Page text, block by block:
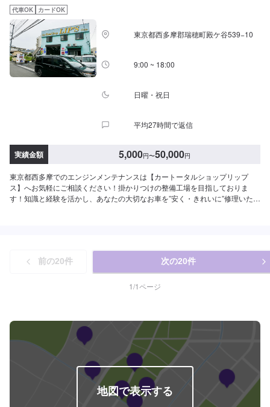
6,325円程度●その他外車：11,000円〜15,400円程度【LLC（クーラント）交
換】●国産車：5,500円〜●その他外車：11,000円〜15,400円程度他店購入車
の対応も、輸入車の対応も、クルマの購入もいろいろ、説明力も対応力も！
1969年に創業して以来、50年以上この地でお店を営業させていただいており
ます。チェーン店への加盟、地元の皆様の支えでここまで1歩ずつ成長をさせ
て頂きました。これからもお客様に笑顔を届けられるよう、新しいお店のオ
ープンも進んでおります。
代車OK カードOK
東京都西多摩郡瑞穂町殿ケ谷539−10
9:00 ~ 18:00
日曜・祝日
平均27時間で返信
実績金額 5,000円〜50,000円
東京都西多摩でのエンジンメンテナンスは【カートータルショップリップ
ス】へお気軽にご相談ください！掛かりつけの整備工場を目指しておりま
す！知識と経験を活かし、あなたの大切なお車を”安く・きれいに”修理いたし
寧にご説明いたします◾リサイクルパ−ツ使用により価格を安くすることも可
能です！【1】オファーにてお問い合わせ【2】お見積り【3】お見積りにご
納得いただければ作業開始【4】仕上がり次第納車【代車について】納得して
いただけるお見積りから、無料代車のご用意まで自社スタッフが責任をもっ
重度の犬アレルギーの方はお気をつけください。また、お客様が来店なさっ
た際に少し吠えることがございます。ご了承いただけますと幸いです。
前の20件 次の20件
1/1ページ
地図で表示する